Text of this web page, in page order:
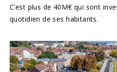
C’est plus de 40M€ qui sont
quotidien de ses habitants.